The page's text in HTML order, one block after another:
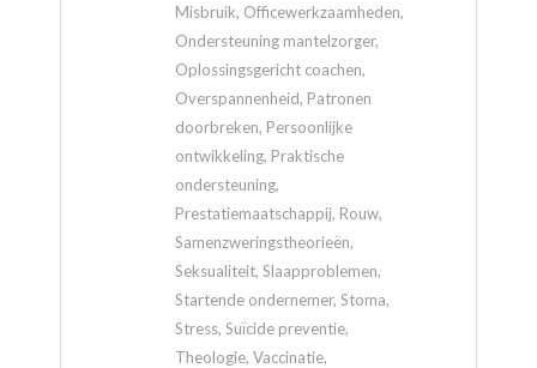
Misbruik, Officewerkzaamheden,
Ondersteuning mantelzorger,
Oplossingsgericht coachen,
Overspannenheid, Patronen
doorbreken, Persoonlijke
ontwikkeling, Praktische
ondersteuning,
Prestatiemaatschappij, Rouw,
Samenzweringstheorieën,
Seksualiteit, Slaapproblemen,
Startende ondernemer, Stoma,
Stress, Suïcide preventie,
Theologie, Vaccinatie,